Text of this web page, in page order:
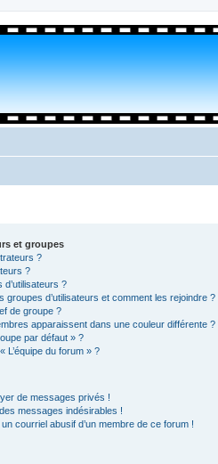
et groupes
?
?
?
groupes d’utilisateurs et comment les rejoindre ?
de groupe ?
apparaissent dans une couleur différente ?
par défaut » ?
L’équipe du forum » ?
de messages privés !
messages indésirables !
courriel abusif d’un membre de ce forum !